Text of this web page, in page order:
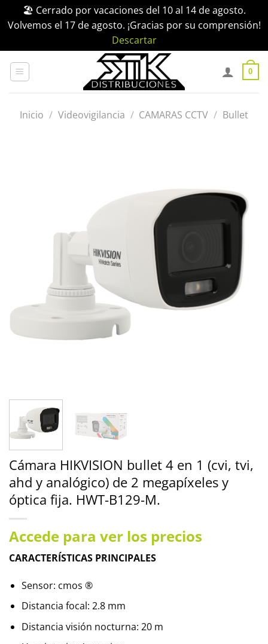
🏖️ Cerrado por vacaciones del 10 al 14 de agosto.
Volvemos el 17 de agosto. ¡Gracias por su comprensión!
Descartar
0
Inicio / Videovigilancia / CAMARAS CCTV / Bullet
Cámara HIKVISION bullet 4 en 1 (cvi, tvi,
ahd y analógico) de 2 megapíxeles y
óptica fija. HWT-B129-M.
Accede para ver los precios
CARACTERÍSTICAS PRINCIPALES
Sensor: cmos ®
Distancia focal: 2.8 mm
Distancia visión nocturna: 20 m